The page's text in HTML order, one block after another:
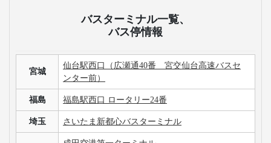
バスターミナル一覧、
バス停情報
宮城
仙台駅西口（広瀬通40番 宮交仙台高速バスセ
ンター前）
福島 福島駅西口 ロータリー24番
埼玉 さいたま新都心バスターミナル